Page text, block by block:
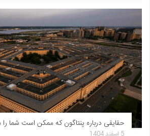
حقایقی درباره پنتاگون که ممکن است شما
5 اسفند 1404